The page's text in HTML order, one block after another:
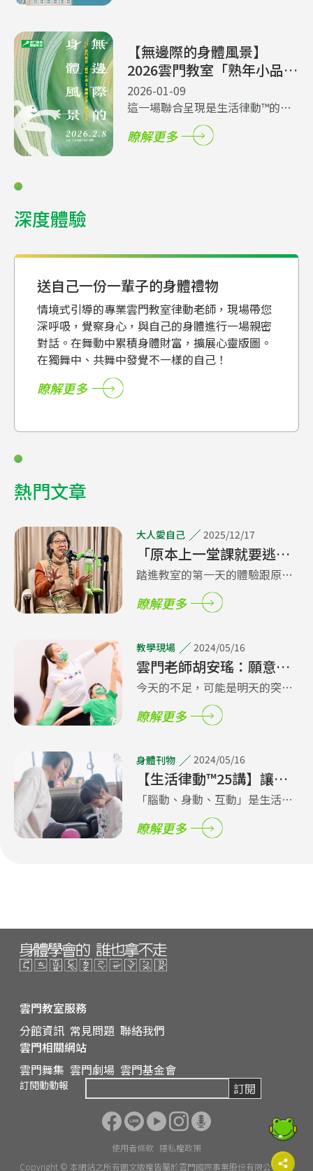
子、建立正向溝通。名額僅限 30
位！
【無邊際的身體風景】
2026雲門教室「熟年小品
× 艸茻計畫」聯合呈現，購
票請洽分館老師
2026-01-09
這一場聯合呈現是生活律動™的延
伸，也是藝術探索的起點。雲門教
室「熟年小品」與「艸茻計畫」的
瞭解更多
深度體驗
送自己一份一輩子的身體禮物
情境式引導的專業雲門教室律動老師，現場帶您
深呼吸，覺察身心，與自己的身體進行一場親密
對話。在舞動中累積身體財富，擴展心靈版圖。
在獨舞中、共舞中發覺不一樣的自己！
瞭解更多
熱門文章
大人愛自己 2025/12/17
「原本上一堂課就要逃
跑！」劇場導演傅裕惠在
雲門教室，找回身體的
「話語權」
踏進教室的第一天的體驗跟原本
想像的完全不同，「那一天上完
課，我好感動，甚至好想哭。」
內在的身體『想講話』，它被壓
抑了這麼久，終於發出了一點微
弱的聲音。」
瞭解更多
教學現場 2024/05/16
雲門老師胡安瑤：願意擁
抱挫折的身體，陪孩子放
膽挑戰放膽玩
今天的不足，可能是明天的突
破。當孩子能這樣看待挫折，便
不會被想像中的恐懼困在原地。
瞭解更多
身體刊物 2024/05/16
【生活律動™25講】讓動
身體成為一種高品質的親
「腦動、身動、互動」是生活律
動™課程的核心，回歸家庭教育
亦是如此。本篇邀請雲門教室資
瞭解更多
雲門教室服務
分館資訊 常見問題 聯絡我們
雲門相關網站
雲門舞集 雲門劇場 雲門基金會
訂閱動動報 訂閱
使用者條款 隱私權政策
Copyright © 本網站之所有圖文版權皆屬於雲門國際事業股份有限公司所